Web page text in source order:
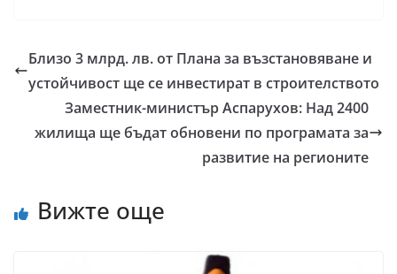
Близо 3 млрд. лв. от Плана за възстановяване и
устойчивост ще се инвестират в строителството
Заместник-министър Аспарухов: Над 2400
жилища ще бъдат обновени по програмата за
развитие на регионите
Вижте още